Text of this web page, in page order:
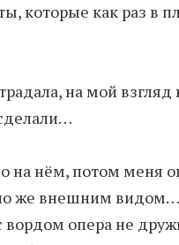
которые как раз в
на мой
на нём, потом меня
же внешним видом…
опера не